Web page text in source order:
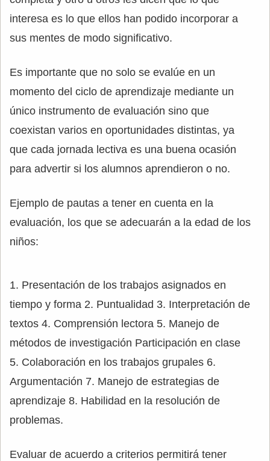
interesa es lo que ellos han podido incorporar a
sus mentes de modo significativo.
Es importante que no solo se evalúe en un
momento del ciclo de aprendizaje mediante un
único instrumento de evaluación sino que
coexistan varios en oportunidades distintas, ya
que cada jornada lectiva es una buena ocasión
para advertir si los alumnos aprendieron o no.
Ejemplo de pautas a tener en cuenta en la
evaluación, los que se adecuarán a la edad de los
niños:
1. Presentación de los trabajos asignados en
tiempo y forma 2. Puntualidad 3. Interpretación de
textos 4. Comprensión lectora 5. Manejo de
métodos de investigación Participación en clase
5. Colaboración en los trabajos grupales 6.
Argumentación 7. Manejo de estrategias de
aprendizaje 8. Habilidad en la resolución de
problemas.
Evaluar de acuerdo a criterios permitirá tener